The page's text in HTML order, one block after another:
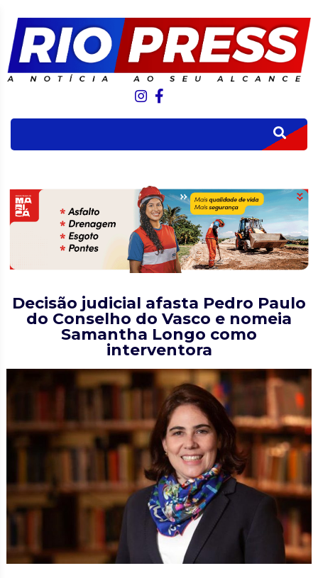
Decisão judicial afasta Pedro Paulo
do Conselho do Vasco e nomeia
Samantha Longo como
interventora